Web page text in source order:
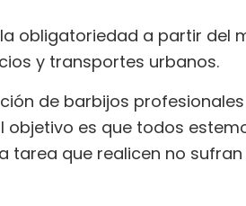
obligatoriedad a partir del
y transportes urbanos.
de barbijos
objetivo es que todos
tarea que realicen no